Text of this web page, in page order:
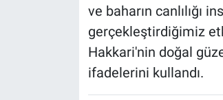
ve baharın canlılığı
gerçekleştirdiğimiz
Hakkari'nin doğal
ifadelerini kullandı.